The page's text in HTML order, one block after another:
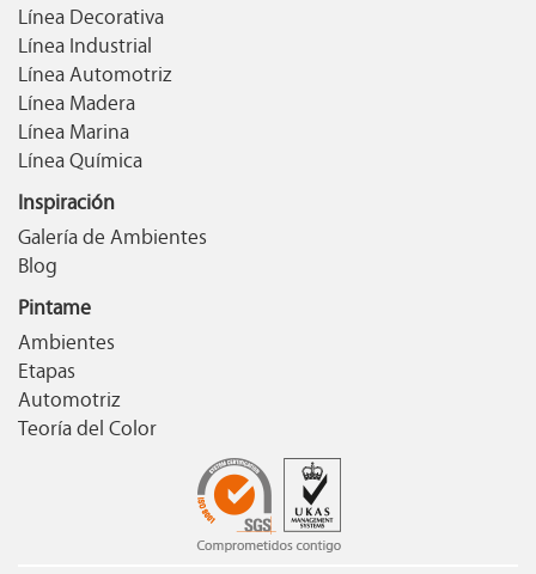
Línea Decorativa
Línea Industrial
Línea Automotriz
Línea Madera
Línea Marina
Línea Química
Inspiración
Galería de Ambientes
Blog
Pintame
Ambientes
Etapas
Automotriz
Teoría del Color